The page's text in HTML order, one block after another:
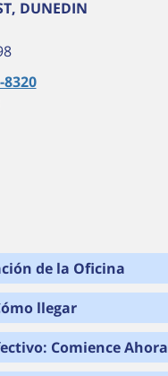
DUNEDIN
8320
de la Oficina
llegar
Comience Ahora